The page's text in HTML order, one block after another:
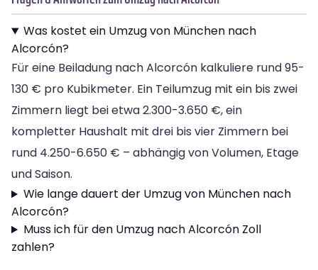
Was kostet ein Umzug von München nach
Alcorcón?
Für eine Beiladung nach Alcorcón kalkuliere rund 95-
130 € pro Kubikmeter. Ein Teilumzug mit ein bis zwei
Zimmern liegt bei etwa 2.300-3.650 €, ein
kompletter Haushalt mit drei bis vier Zimmern bei
rund 4.250-6.650 € – abhängig von Volumen, Etage
und Saison.
Wie lange dauert der Umzug von München nach
Alcorcón?
Muss ich für den Umzug nach Alcorcón Zoll
zahlen?